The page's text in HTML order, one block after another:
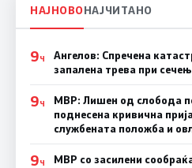
НАЈНОВОНАЈЧИТАНО
9Ч
Ангелов: Спречена
запалена трева при
9Ч
МВР: Лишен од слобода
поднесена кривична
службената положба и
9Ч
МВР со засилени